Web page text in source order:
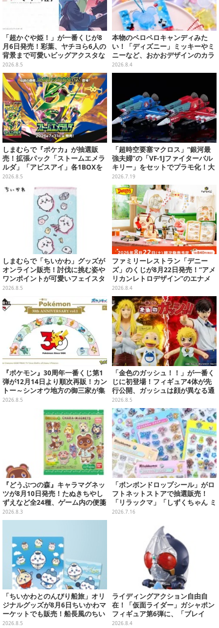
「超かぐや姫！」が一番くじが8
月6日発売！彩葉、ヤチヨら6人の
背景まで可愛いビッグアクスタな
ど
2026.8.5
本物のペロペロキャンディみた
い！「ディズニー」ミッキーやミ
ニーなど、おかおデザインのカラ
フルチャーム全10種が8月31日発
売
2026.8.4
しまむらで『ポケカ』が抽選販
売！拡張パック「ストームエメラ
ルダ」「アビスアイ」各1BOXを
ラインナップ
2026.8.5
「超時空要塞マクロス」“銀河最
強夫婦”の「VF-1Jファイターバル
キリー」をセットでプラモ化！大
気圏外仕様パイロットスーツフィ
ギュアなど付属
2026.7.19
しまむらで「ちいかわ」グッズが
オンライン販売！討伐に挑む姿や
ワンポイントが可愛いフェイスタ
オル、バスマットなど全14種
2026.8.5
ファミリーレストラン「デニー
ズ」のくじが8月22日発売！“アメ
リカンレトロデザイン”のエナメ
ルバッグやTシャツなど、日常使
いできるグッズを用意
2026.8.4
『ポケモン』30周年一番くじ第1
弾が12月14日より順次再販！カン
トー～シンオウ地方の御三家が集
まった時計、ぬいぐるみなど記念
グッズ盛りだくさん
2026.8.5
「金色のガッシュ！！」が一番く
じに初登場！フィギュア4体が先
行公開、ガッシュは顔が異なる通
常/ザケルver.の2種
2026.8.5
『どうぶつの森』キャラマグネッ
ツが8月10日発売！たぬきちやし
ずえなど全24種、ゲーム内の便箋
風メモカード全10種も
2026.8.3
「ボンボンドロップシール」がロ
フトネットストアで抽選販売！
「リラックマ」「しずくちゃん ミ
ニ」など全12種をラインナップ
2026.7.16
「ちいかわとのんびり船旅」オリ
ジナルグッズが8月6日ちいかわマ
ーケットでも販売！船長風のちい
かわやセイレーンたちをデザイン
2026.8.5
ライディングアクション自由自
在！「仮面ライダー」ガシャポン
フィギュア第6弾に、「ブレイ
ド」「フォーゼ」など全4種
2026.8.4